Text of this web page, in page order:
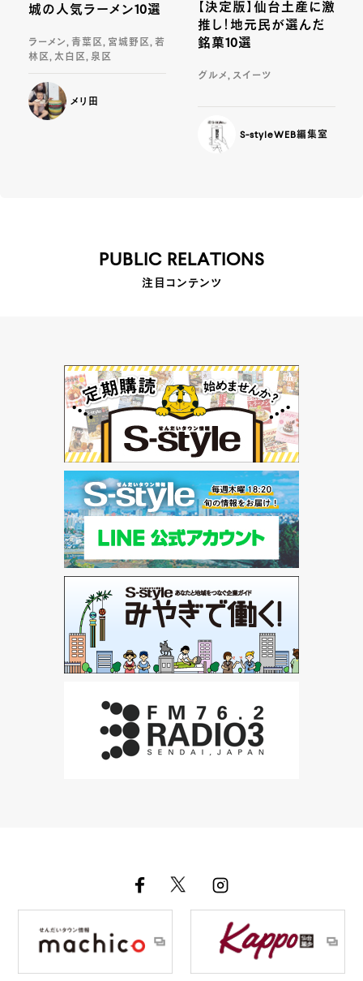
城の人気ラーメン10選
ラーメン, 青葉区, 宮城野区, 若
林区, 太白区, 泉区
メリ田
【決定版】仙台土産に激
推し！地元民が選んだ
銘菓10選
グルメ, スイーツ
S-styleWEB編集室
PUBLIC RELATIONS
注目コンテンツ